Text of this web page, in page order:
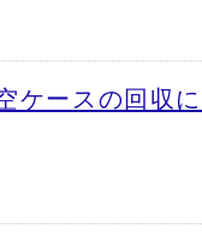
ケースの回収